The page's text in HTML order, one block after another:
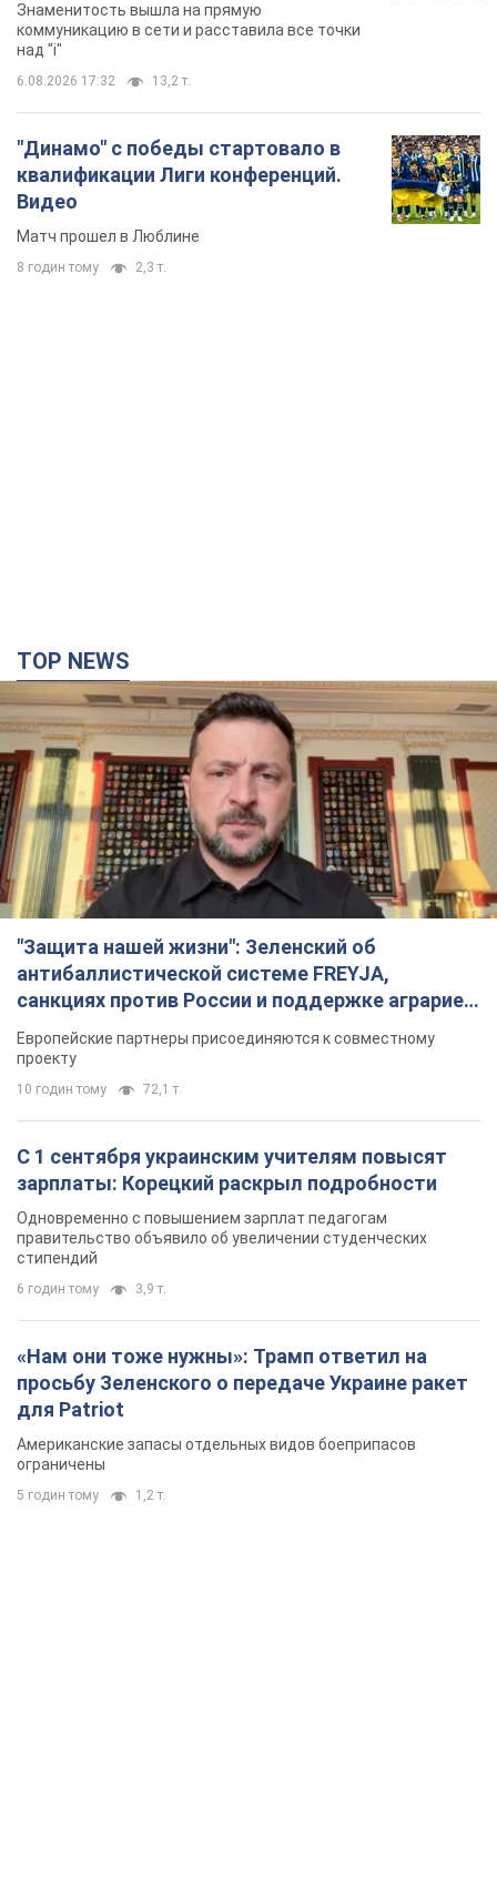
Знаменитость вышла на прямую
коммуникацию в сети и расставила все точки
над "i"
6.08.2026 17:32 13,2 т.
"Динамо" с победы стартовало в
квалификации Лиги конференций.
Видео
Матч прошел в Люблине
8 годин тому 2,3 т.
TOP NEWS
"Защита нашей жизни": Зеленский об
антибаллистической системе FREYJA,
санкциях против России и поддержке аграриев.
Видео
Европейские партнеры присоединяются к совместному
проекту
10 годин тому 72,1 т.
С 1 сентября украинским учителям повысят
зарплаты: Корецкий раскрыл подробности
Одновременно с повышением зарплат педагогам
правительство объявило об увеличении студенческих
стипендий
6 годин тому 3,9 т.
«Нам они тоже нужны»: Трамп ответил на
просьбу Зеленского о передаче Украине ракет
для Patriot
Американские запасы отдельных видов боеприпасов
ограничены
5 годин тому 1,2 т.